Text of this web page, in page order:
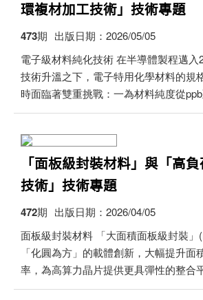
環複材加工技術」技術專題
473期 出版日期：2026/05/05
電子級材料純化技術 在半導體製程邁入
技術升溫之下，電子特用化學材料的規
時面臨著雙重挑戰：一為材料純度從
「面板級封裝材料」與「高
技術」技術專題
472期 出版日期：2026/04/05
面板級封裝材料 「大面積面板級封裝」
「化圓為方」的載體創新，大幅提升面
率，為高算力晶片提供更具彈性的整合